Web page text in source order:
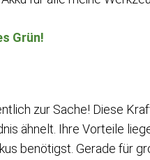
Grün!
zur Sache! Diese
ähnelt. Ihre Vorteile
benötigst. Gerade für